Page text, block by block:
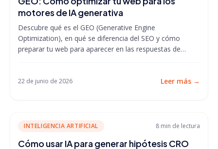
motores de IA generativa
Descubre qué es el GEO (Generative Engine
Optimization), en qué se diferencia del SEO y cómo
preparar tu web para aparecer en las respuestas de
22 de junio de 2026 Leer más →
INTELIGENCIA ARTIFICIAL 8 min de lectura
Cómo usar IA para generar hipótesis CRO